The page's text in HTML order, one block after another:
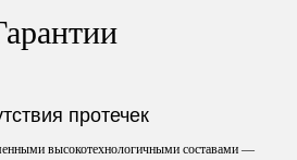
протечек
высокотехнологичными составами —